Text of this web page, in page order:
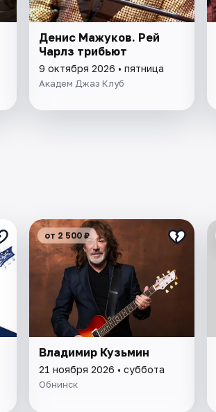
Денис Мажуков. Рей
Чарлз трибьют
9 октября 2026 • пятница
Академ Джаз Клуб
от 2 500 ₽
Владимир Кузьмин
21 ноября 2026 • суббота
Обнинск